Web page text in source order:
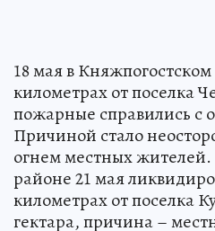
18 мая в Княжпогостском
километрах от поселка
пожарные справились с
Причиной стало
огнем местных
районе 21 мая
километрах от поселка
гектара, причина –